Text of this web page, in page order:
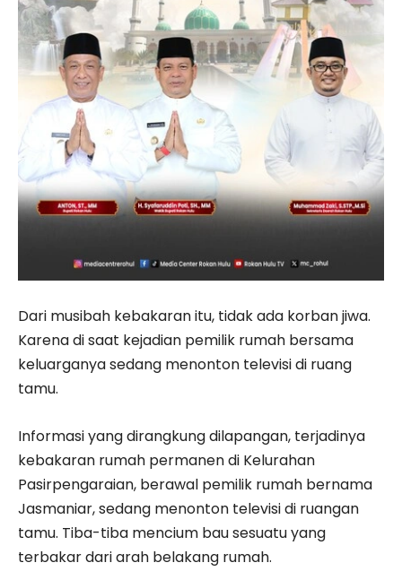
Dari musibah kebakaran itu, tidak ada korban jiwa.
Karena di saat kejadian pemilik rumah bersama
keluarganya sedang menonton televisi di ruang
tamu.
Informasi yang dirangkung dilapangan, terjadinya
kebakaran rumah permanen di Kelurahan
Pasirpengaraian, berawal pemilik rumah bernama
Jasmaniar, sedang menonton televisi di ruangan
tamu. Tiba-tiba mencium bau sesuatu yang
terbakar dari arah belakang rumah.